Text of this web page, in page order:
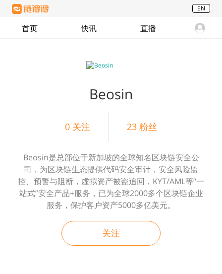
EN
首页 快讯 直播
Beosin
0关注 23 粉丝
Beosin是总部位于新加坡的全球知名区块链安全公
司，为区块链生态提供代码安全审计，安全风险监
控、预警与阻断，虚拟资产被盗追回，KYT/AML等“一
站式”安全产品+服务，已为全球2000多个区块链企业
服务，保护客户资产5000多亿美元。
关注